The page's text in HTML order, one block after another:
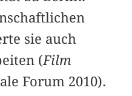
sie auch
(Film
Forum 2010).